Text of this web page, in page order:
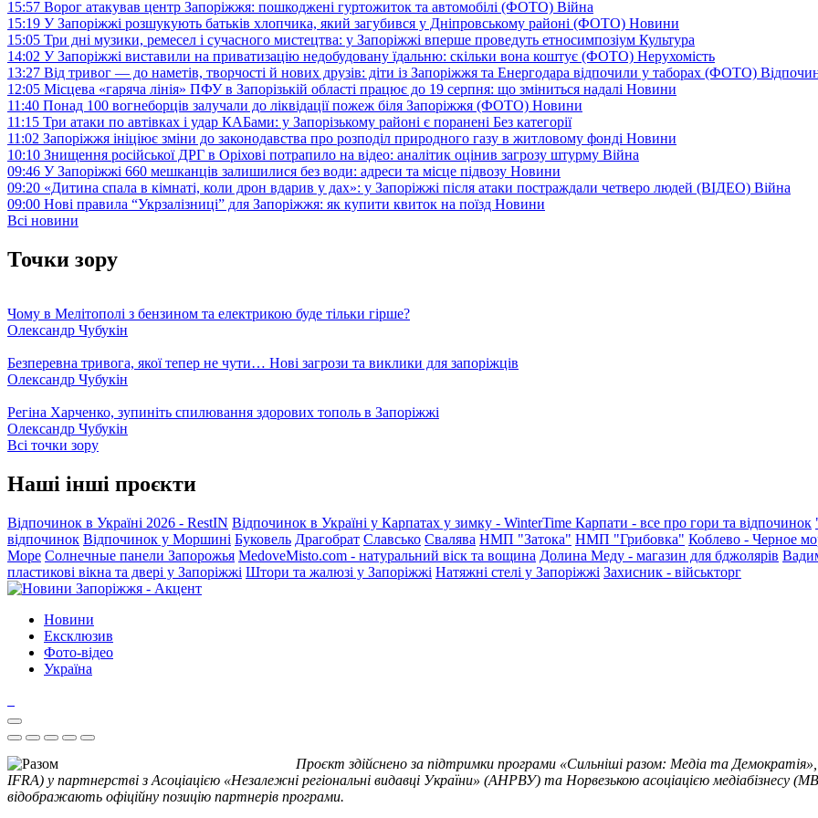
15:57 Ворог атакував центр Запоріжжя: пошкоджені гуртожиток та автомобілі (ФОТО) Війна
15:19 У Запоріжжі розшукують батьків хлопчика, який загубився у Дніпровському районі (ФОТО) Новини
15:05 Три дні музики, ремесел і сучасного мистецтва: у Запоріжжі вперше проведуть етносимпозіум Культура
14:02 У Запоріжжі виставили на приватизацію недобудовану їдальню: скільки вона коштує (ФОТО) Нерухомість
13:27 Від тривог — до наметів, творчості й нових друзів: діти із Запоріжжя та Енергодара відпочили у таборах (ФОТО)
12:05 Місцева «гаряча лінія» ПФУ в Запорізькій області працює до 19 серпня: що зміниться надалі Новини
11:40 Понад 100 вогнеборців залучали до ліквідації пожеж біля Запоріжжя (ФОТО) Новини
11:15 Три атаки по автівках і удар КАБами: у Запорізькому районі є поранені Без категорії
11:02 Запоріжжя ініціює зміни до законодавства про розподіл природного газу в житловому фонді Новини
10:10 Знищення російської ДРГ в Оріхові потрапило на відео: аналітик оцінив загрозу штурму Війна
09:46 У Запоріжжі 660 мешканців залишилися без води: адреси та місце підвозу Новини
09:20 «Дитина спала в кімнаті, коли дрон вдарив у дах»: у Запоріжжі після атаки постраждали четверо людей (ВІДЕО) Війна
09:00 Нові правила “Укрзалізниці” для Запоріжжя: як купити квиток на поїзд Новини
Всі новини
Точки зору
Чому в Мелітополі з бензином та електрикою буде тільки гірше?
Олександр Чубукін
Безперевна тривога, якої тепер не чути… Нові загрози та виклики для запоріжців
Олександр Чубукін
Регіна Харченко, зупиніть спилювання здорових тополь в Запоріжжі
Олександр Чубукін
Всі точки зору
Наші інші проєкти
Відпочинок в Україні 2026 - RestIN Відпочинок в Україні у Карпатах у зимку - WinterTime Карпати - все про гори та відпочинок
відпочинок Відпочинок у Моршині Буковель Драгобрат Славсько Свалява НМП "Затока" НМП "Грибовка" Коблево - Черное
Море Солнечные панели Запорожья MedoveMisto.com - натуральний віск та вощина Долина Меду - магазин для бджолярів
пластикові вікна та двері у Запоріжжі Штори та жалюзі у Запоріжжі Натяжні стелі у Запоріжжі Захисник - військторг
Новини
Ексклюзив
Фото-відео
Україна
Проєкт здійснено за підтримки програми «Сильніші разом: Медіа та
IFRA) у партнерстві з Асоціацією «Незалежні регіональні видавці України» (АНРВУ) та Норвезькою асоціацією медіабізнесу
відображають офіційну позицію партнерів програми.